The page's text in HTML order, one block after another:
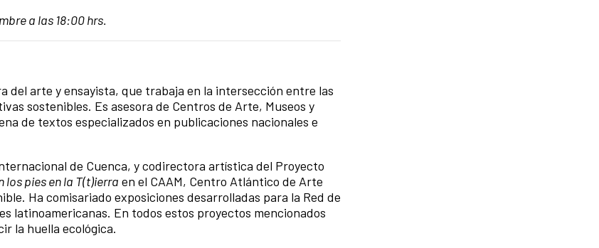
a las 18:00 hrs.
del arte y ensayista, que trabaja en la intersección entre las
sostenibles. Es asesora de Centros de Arte, Museos y
de textos especializados en publicaciones nacionales e
de Cuenca, y codirectora artística del Proyecto
los pies en la T(t)ierra en el CAAM, Centro Atlántico de Arte
Ha comisariado exposiciones desarrolladas para la Red de
latinoamericanas. En todos estos proyectos mencionados
la huella ecológica.